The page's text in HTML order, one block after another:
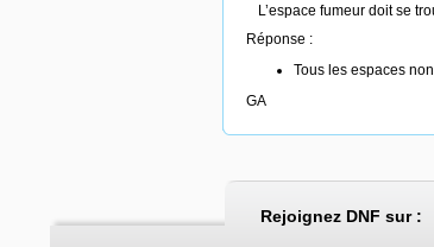
L’espace fumeur doit se
Réponse :
Tous les espaces
GA
Rejoignez DNF sur :